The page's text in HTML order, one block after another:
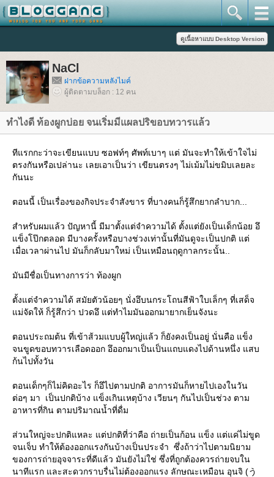
NaCl
ฝากข้อความหลังไมค์
ผู้ติดตามบล็อก : 12 คน
ทำไงดี ท้องผูกบ่อย จนเริ่มมีแผลปริขอบทวารแล้ว
ทีแรกกะว่าจะเขียนแบบ ซอฟท์ๆ ศัพท์เบาๆ แต่ มันจะทำให้เข้าใจไม่
ตรงกันหรือเปล่านะ เลยเอาเป็นว่า เขียนตรงๆ ไม่เม้มไม่ขมิบเลยละ
กันนะ
ตอนนี้ เป็นเรื่องของกิจประจำสังขาร ที่บางคนก็รู้สึกยากลำบาก...
สำหรับผมแล้ว ปัญหานี้ มีมาตั้งแต่จำความได้ ตั้งแต่ยังเป็นเด็กน้อย อึ
ข็งโป๊กตลอด มีบางครั้งหรือบางช่วงเท่านั้นที่มันดูจะเป็นปกติ แต่
เมื่อเวลาผ่านไป มันก็กลับมาใหม่ เป็นเหมือนฤดูกาลกระนั้น..
มันมีชื่อเป็นทางการว่า ท้องผูก
ตั้งแต่จำความได้ สมัยตัวน้อยๆ นั่งอึบนกระโถนสีฟ้าใบเล็กๆ ที่เสด็จ
ม่จัดให้ ก็รู้สึกว่า ปวดอึ แต่ทำไมมันออกมายากเย็นจังนะ
ตอนประถมต้น ที่เข้าส้วมแบบผู้ใหญ่แล้ว ก็ยังคงเป็นอยู่ นั่นคือ แข็ง
จนขูดขอบทวารเลือดออก อึออกมาเป็นเป็นแถบแดงไปด้านหนึ่ง แสบ
ก้นไปทั้งวัน
ตอนเด็กๆก็ไม่คิดอะไร ก็อึไปตามปกติ อาการมันก็หายไปเองในวัน
ต่อๆ มา เป็นปกติบ้าง แข็งเกินเหตุบ้าง เวียนๆ กันไปเป็นช่วง ตาม
อาหารที่กิน ตามปริมาณน้ำที่ดื่ม
ส่วนใหญ่จะปกติแหละ แต่ปกติที่ว่าคือ ถ่ายเป็นก้อน แข็ง แต่แค่ไม่ขูด
จนเจ็บ ทำให้ต้องออกแรงกันบ้างเป็นประจำ ซึ่งถ้าว่าไปตามนิยาม
ของการถ่ายอุจจาระที่ดีแล้ว มันยังไม่ใช่ ซึ่งที่ถูกต้องควรถ่ายจบใน
นาทีแรก และสะดวกราบรื่นไม่ต้องออกแรง ลักษณะเหมือน อุนจิ (う